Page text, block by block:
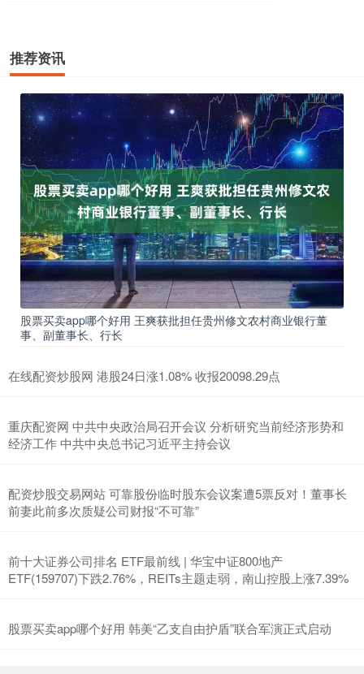
推荐资讯
股票买卖app哪个好用 王爽获批担任贵州修文农村商业银行董
事、副董事长、行长
在线配资炒股网 港股24日涨1.08% 收报20098.29点
重庆配资网 中共中央政治局召开会议 分析研究当前经济形势和
经济工作 中共中央总书记习近平主持会议
配资炒股交易网站 可靠股份临时股东会议案遭5票反对！董事长
前妻此前多次质疑公司财报“不可靠”
前十大证券公司排名 ETF最前线 | 华宝中证800地产
ETF(159707)下跌2.76%，REITs主题走弱，南山控股上涨7.39%
股票买卖app哪个好用 韩美“乙支自由护盾”联合军演正式启动